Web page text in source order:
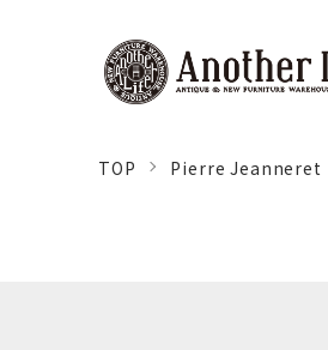
TOP Pierre Jeanneret